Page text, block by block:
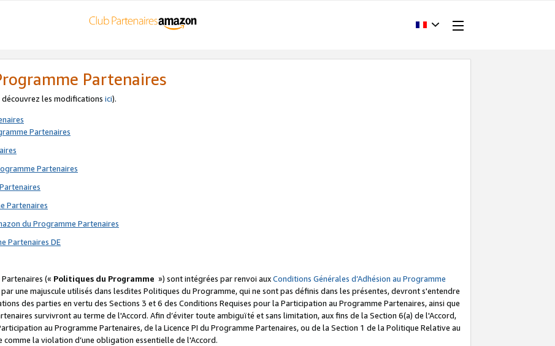
Partenaires
découvrez les modifications ici).
Partenaires
Partenaires
Partenaires
du Programme Partenaires
Partenaires DE
(« Politiques du Programme ») sont intégrées par renvoi auxConditions Générales d’Adhésion au Programme
une majuscule utilisés dans lesdites Politiques du Programme, qui ne sont pas définis dans les présentes, devront s'entendre
des parties en vertu des Sections 3 et 6 des Conditions Requises pour la Participation au Programme Partenaires, ainsi que
survivront au terme de l'Accord. Afin d’éviter toute ambiguïté et sans limitation, aux fins de la Section 6(a) de l'Accord,
au Programme Partenaires, de la Licence PI du Programme Partenaires, ou de la Section 1 de la Politique Relative au
la violation d’une obligation essentielle de l'Accord.